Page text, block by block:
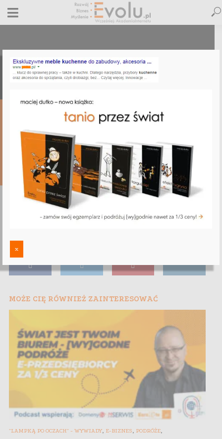
07. description-zly
30 września 2014
DODAJ
KOMENTARZ
MOŻE CIĘ RÓWNIEŻ ZAINTERESOWAĆ
"LAMPKĄ PO OCZACH" - WYWIADY, E-BIZNES, PODRÓŻE,
x